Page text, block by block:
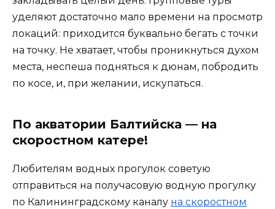
уделяют достаточно мало времени на просмотр
локаций: приходится буквально бегать с точки
на точку. Не хватает, чтобы проникнуться духом
места, неспеша подняться к дюнам, побродить
по косе, и, при желании, искупаться.
По акватории Балтийска — на
скоростном катере!
Любителям водных прогулок советую
отправиться на получасовую водную прогулку
по Калининградскому каналу на скоростном